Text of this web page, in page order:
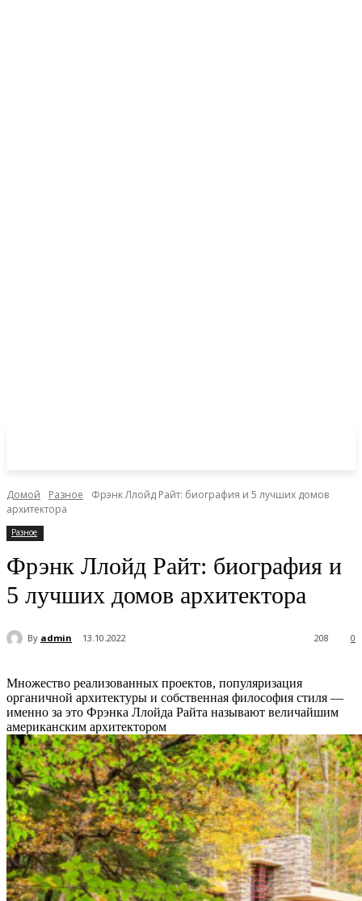
Домой Разное
Фрэнк Ллойд Райт: биография и 5 лучших домов
архитектора
Разное
Фрэнк Ллойд Райт: биография и
5 лучших домов архитектора
By admin 13.10.2022 0
208
Множество реализованных проектов, популяризация
органичной архитектуры и собственная философия стиля —
именно за это Фрэнка Ллойда Райта называют величайшим
американским архитектором